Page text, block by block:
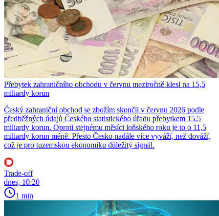
Přebytek zahraničního obchodu v červnu meziročně klesl na 15,5
miliardy korun
Český zahraniční obchod se zbožím skončil v červnu 2026 podle
předběžných údajů Českého statistického úřadu přebytkem 15,5
miliardy korun. Oproti stejnému měsíci loňského roku je to o 11,5
miliardy korun méně. Přesto Česko nadále více vyváží, než dováží,
což je pro tuzemskou ekonomiku důležitý signál.
Trade-off
dnes, 10:20
1 min